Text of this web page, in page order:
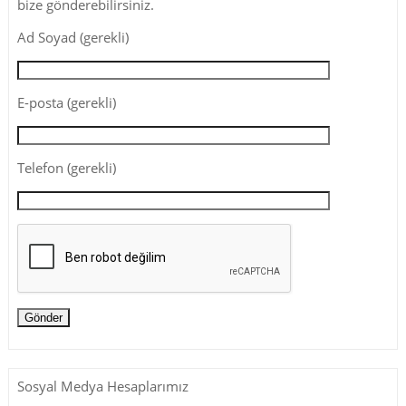
bize gönderebilirsiniz.
Ad Soyad (gerekli)
E-posta (gerekli)
Telefon (gerekli)
Sosyal Medya Hesaplarımız